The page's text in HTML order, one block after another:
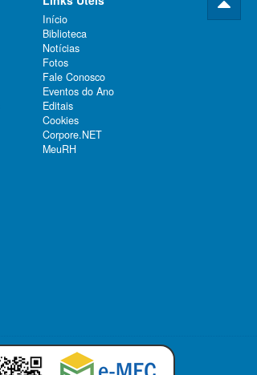
Início
Biblioteca
Notícias
Fotos
Fale Conosco
Eventos do Ano
Editais
Cookies
Corpore.NET
MeuRH